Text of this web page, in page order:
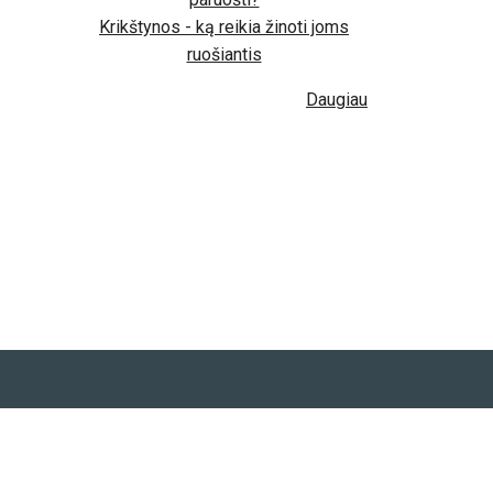
Krikštynos - ką reikia žinoti joms
ruošiantis
Daugiau